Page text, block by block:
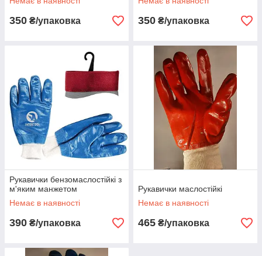
350 ₴/упаковка 350 ₴/упаковка
Рукавички бензомаслостійкі з
м'яким манжетом
Немає в наявності
390 ₴/упаковка
Рукавички маслостійкі
Немає в наявності
465 ₴/упаковка